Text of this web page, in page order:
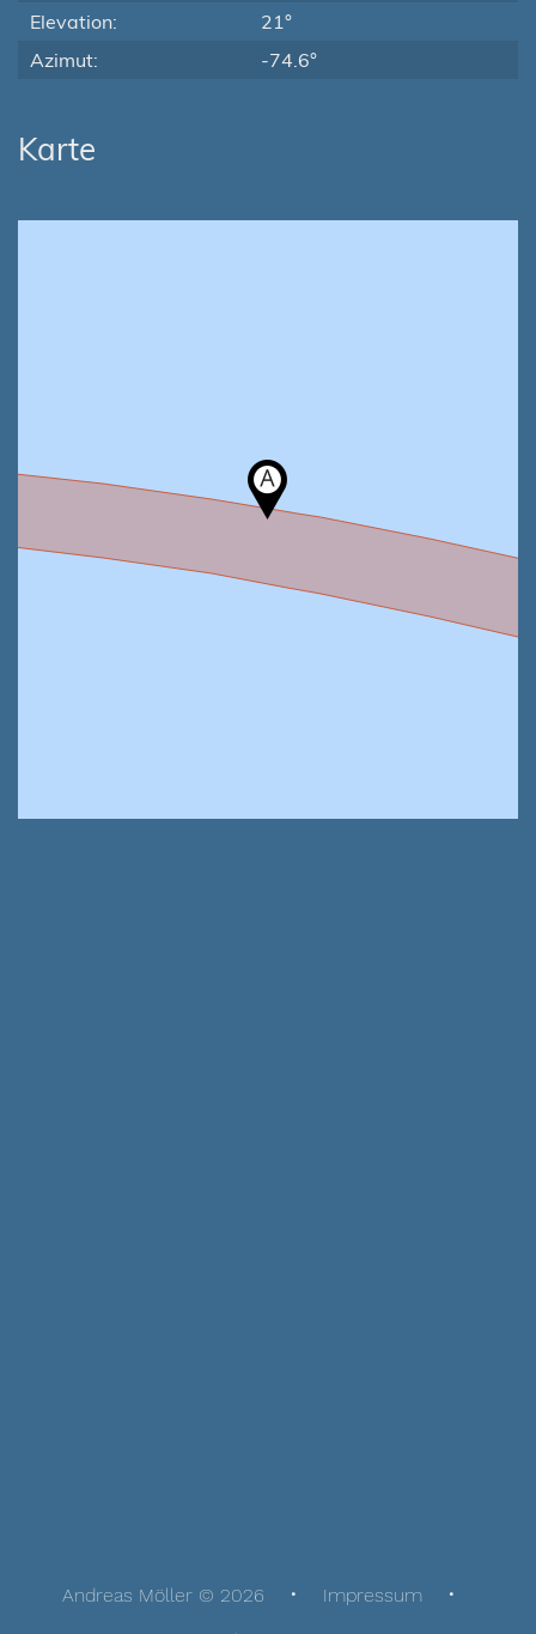
Elevation:
21°
Azimut:
-74.6°
Karte
Andreas Möller © 2026
Impressum